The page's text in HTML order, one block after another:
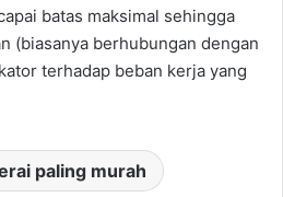
batas maksimal sehingga
(biasanya berhubungan dengan
terhadap beban kerja yang
paling murah